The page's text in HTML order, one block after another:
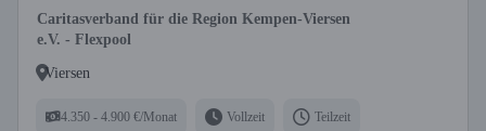
Caritasverband für die Region Kempen-Viersen
e.V. - Flexpool
Viersen
4.350 - 4.900 €/Monat Vollzeit Teilzeit